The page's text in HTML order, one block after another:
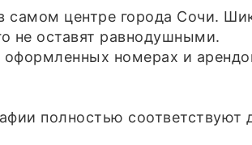
самом центре города Сочи.
не оставят равнодушными.
номерах и
полностью соответствуют